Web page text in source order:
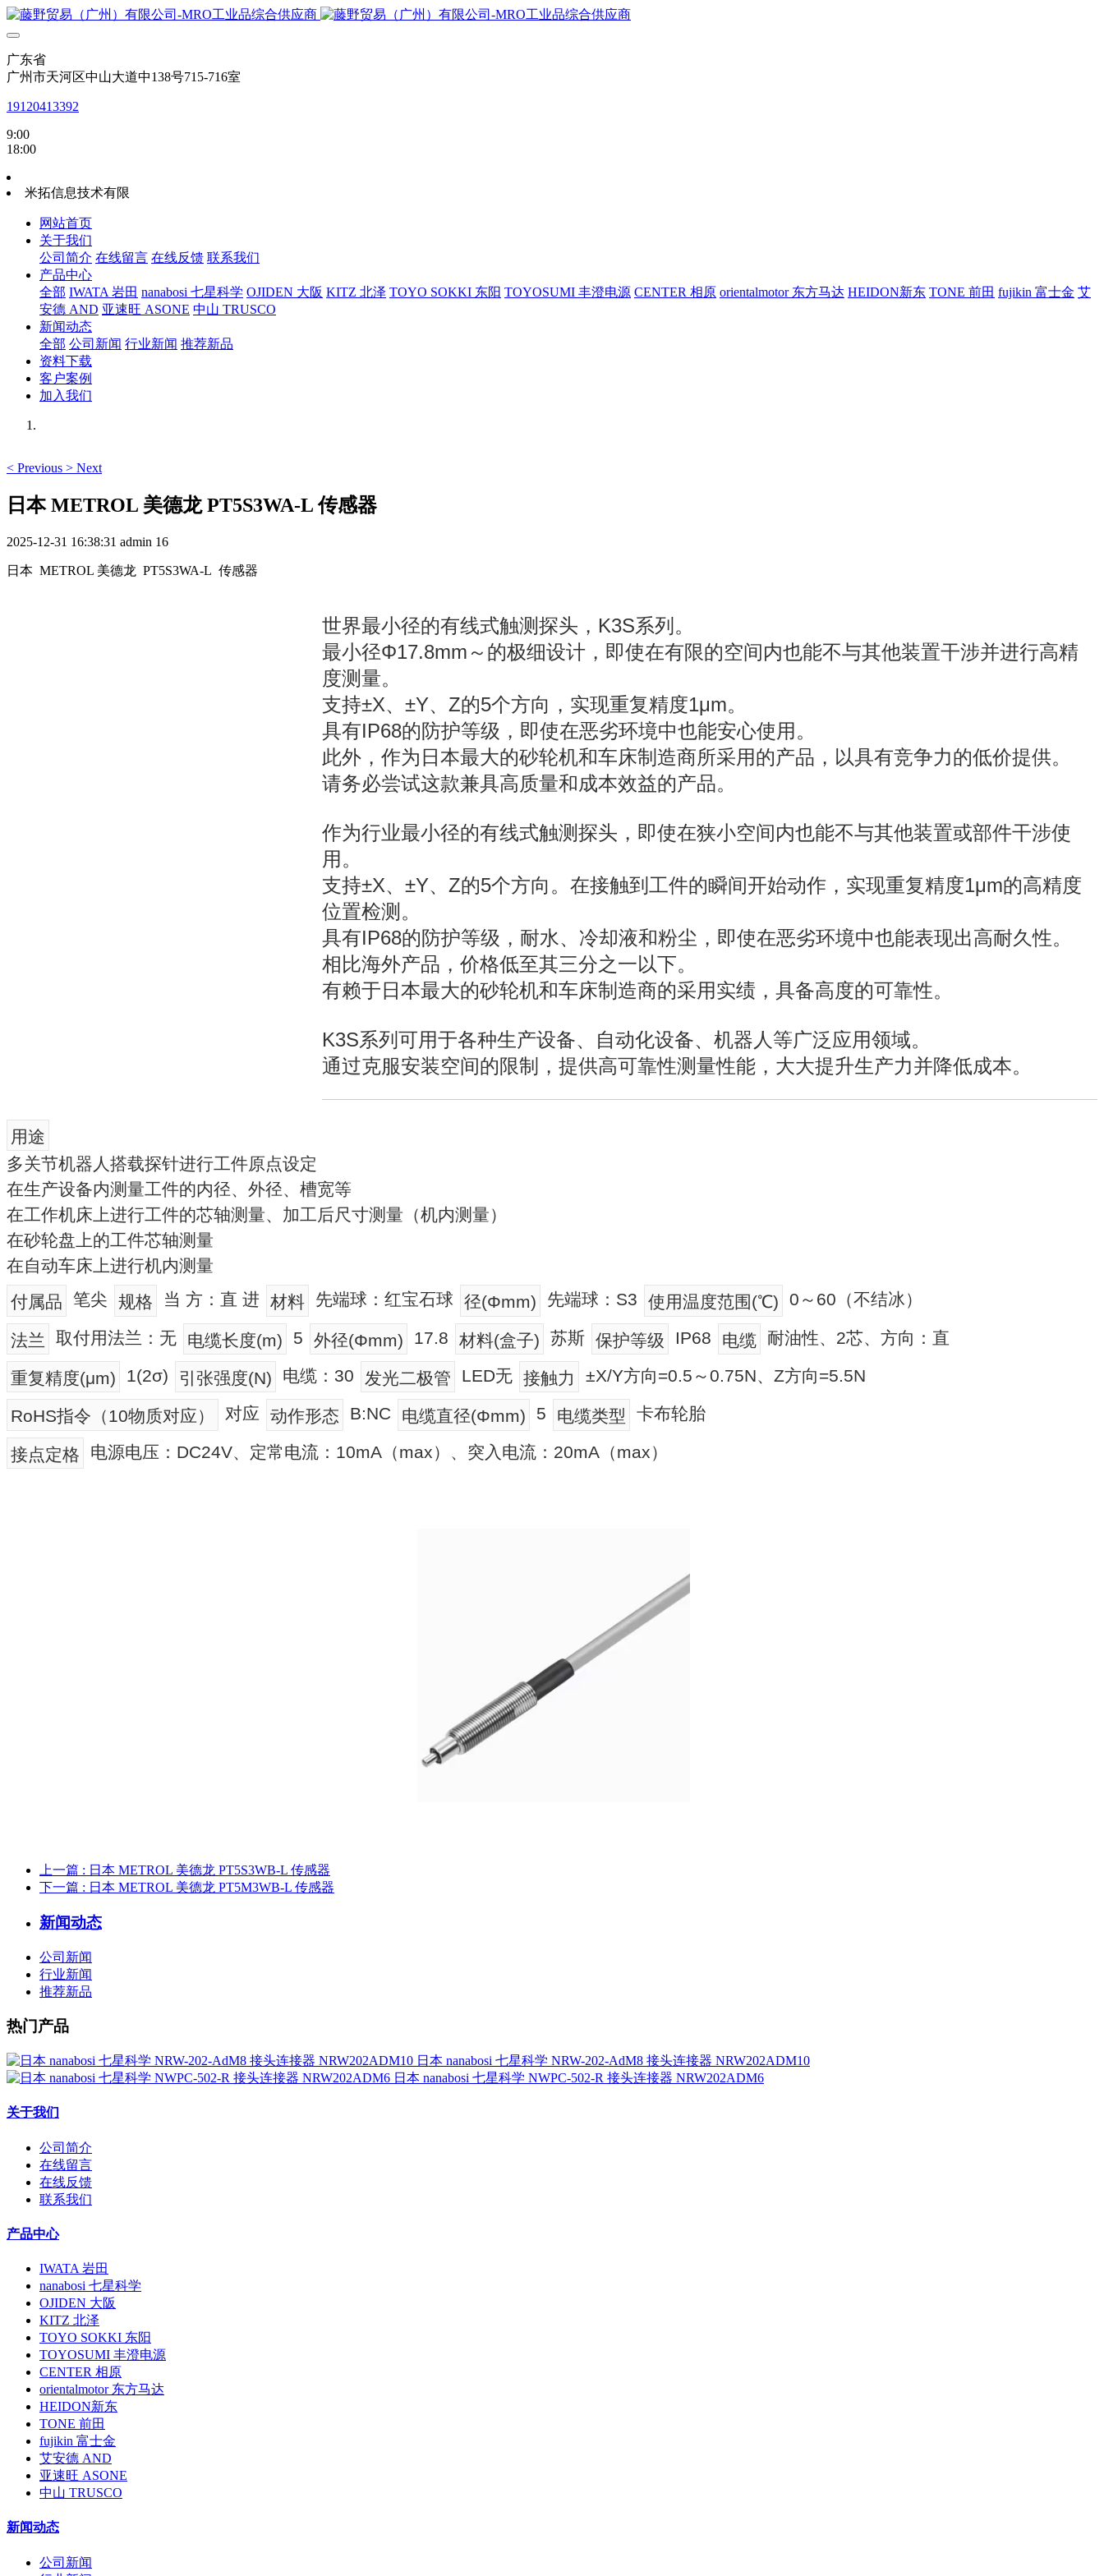
广东省
广州市天河区中山大道中138号715-716室
19120413392
9:00
18:00
米拓信息技术有限
网站首页
关于我们
公司简介 在线留言 在线反馈 联系我们
产品中心
全部 IWATA 岩田 nanabosi 七星科学 OJIDEN 大阪 KITZ 北泽 TOYO SOKKI 东阳 TOYOSUMI 丰澄电源 CENTER 相原 orientalmotor 东方马达 HEIDON新东 TONE 前田 fujikin 富士金 艾
安德 AND 亚速旺 ASONE 中山 TRUSCO
新闻动态
全部 公司新闻 行业新闻 推荐新品
资料下载
客户案例
加入我们
< Previous > Next
日本 METROL 美德龙 PT5S3WA-L 传感器
2025-12-31 16:38:31 admin 16
日本 METROL 美德龙 PT5S3WA-L 传感器
世界最小径的有线式触测探头，K3S系列。
最小径Φ17.8mm～的极细设计，即使在有限的空间内也能不与其他装置干涉并进行高精
度测量。
支持±X、±Y、Z的5个方向，实现重复精度1μm。
具有IP68的防护等级，即使在恶劣环境中也能安心使用。
此外，作为日本最大的砂轮机和车床制造商所采用的产品，以具有竞争力的低价提供。
请务必尝试这款兼具高质量和成本效益的产品。
作为行业最小径的有线式触测探头，即使在狭小空间内也能不与其他装置或部件干涉使
用。
支持±X、±Y、Z的5个方向。在接触到工件的瞬间开始动作，实现重复精度1μm的高精度
位置检测。
具有IP68的防护等级，耐水、冷却液和粉尘，即使在恶劣环境中也能表现出高耐久性。
相比海外产品，价格低至其三分之一以下。
有赖于日本最大的砂轮机和车床制造商的采用实绩，具备高度的可靠性。
K3S系列可用于各种生产设备、自动化设备、机器人等广泛应用领域。
通过克服安装空间的限制，提供高可靠性测量性能，大大提升生产力并降低成本。
用途
多关节机器人搭载探针进行工件原点设定
在生产设备内测量工件的内径、外径、槽宽等
在工作机床上进行工件的芯轴测量、加工后尺寸测量（机内测量）
在砂轮盘上的工件芯轴测量
在自动车床上进行机内测量
付属品
笔尖 规格 当 方：直 进 材料 先端球：红宝石球 径(Φmm) 先端球：S3 使用温度范围(℃) 0～60（不结冰）
法兰 取付用法兰：无 电缆长度(m) 5 外径(Φmm) 17.8 材料(盒子) 苏斯 保护等级 IP68 电缆 耐油性、2芯、方向：直
重复精度(μm) 1(2σ) 引张强度(N) 电缆：30 发光二极管 LED无 接触力 ±X/Y方向=0.5～0.75N、Z方向=5.5N
RoHS指令（10物质对应） 对应 动作形态 B:NC 电缆直径(Φmm) 5 电缆类型 卡布轮胎
接点定格 电源电压：DC24V、定常电流：10mA（max）、突入电流：20mA（max）
上一篇 : 日本 METROL 美德龙 PT5S3WB-L 传感器
下一篇 : 日本 METROL 美德龙 PT5M3WB-L 传感器
新闻动态
公司新闻
行业新闻
推荐新品
热门产品
日本 nanabosi 七星科学 NRW-202-AdM8 接头连接器 NRW202ADM10
日本 nanabosi 七星科学 NWPC-502-R 接头连接器 NRW202ADM6
关于我们
公司简介
在线留言
在线反馈
联系我们
产品中心
IWATA 岩田
nanabosi 七星科学
OJIDEN 大阪
KITZ 北泽
TOYO SOKKI 东阳
TOYOSUMI 丰澄电源
CENTER 相原
orientalmotor 东方马达
HEIDON新东
TONE 前田
fujikin 富士金
艾安德 AND
亚速旺 ASONE
中山 TRUSCO
新闻动态
公司新闻